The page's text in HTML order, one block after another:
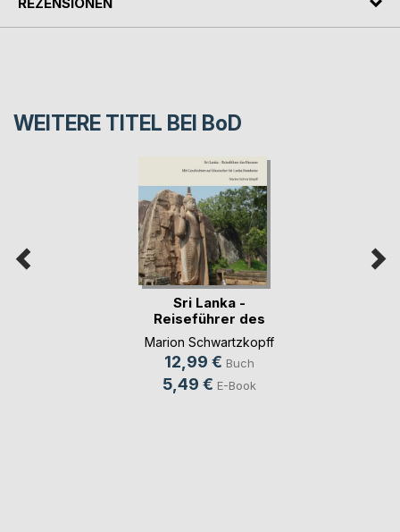
WEITERE TITEL BEI BoD
Sri Lanka -
Reiseführer des
Herzens
Marion Schwartzkopff
12,99 € Buch
5,49 € E-Book